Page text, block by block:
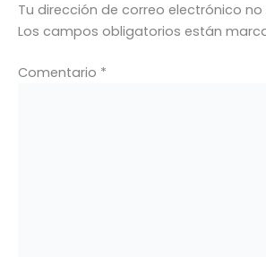
Tu dirección de correo electrónico
Los campos obligatorios están
Comentario *